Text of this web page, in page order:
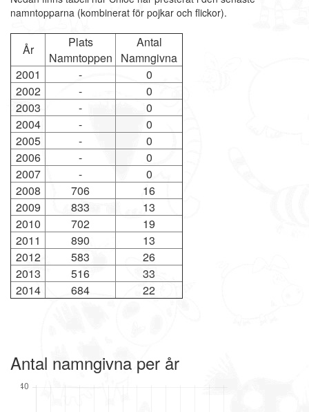
namntopparna (kombinerat för pojkar och flickor).
År
Plats
Namntoppen
Antal
Namngivna
2001
-
0
2002
-
0
2003
-
0
2004
-
0
2005
-
0
2006
-
0
2007
-
0
2008
706
16
2009
833
13
2010
702
19
2011
890
13
2012
583
26
2013
516
33
2014
684 22
Antal namngivna per år